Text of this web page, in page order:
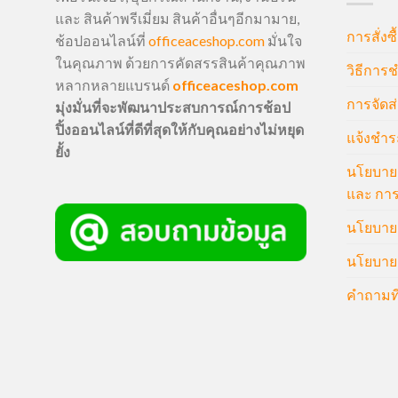
และ สินค้าพรีเมี่ยม สินค้าอื่นๆอีกมามาย,
ช้อปออนไลน์ที่ officeaceshop.com มั่นใจ
ในคุณภาพ ด้วยการคัดสรรสินค้าคุณภาพ
หลากหลายแบรนด์ officeaceshop.com
มุ่งมั่นที่จะพัฒนาประสบการณ์การช้อป
ปิ้งออนไลน์ที่ดีที่สุดให้กับคุณอย่างไม่หยุด
ยั้ง
การสั่ง
วิธีการ
การจัด
แจ้งชำร
นโยบา
และ กา
นโยบา
นโยบา
คำถาม